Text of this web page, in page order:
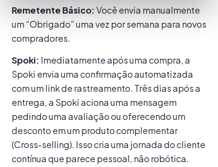
Remetente Básico: Você envia manualmente
um “Obrigado” uma vez por semana para novos
compradores.
Spoki: Imediatamente após uma compra, a
Spoki envia uma confirmação automatizada
com um link de rastreamento. Três dias após a
entrega, a Spoki aciona uma mensagem
pedindo uma avaliação ou oferecendo um
desconto em um produto complementar
(Cross-selling). Isso cria uma jornada do cliente
contínua que parece pessoal, não robótica.